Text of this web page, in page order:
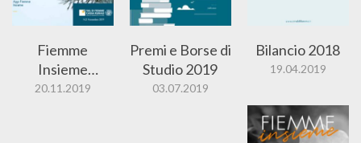
Fiemme
Insieme
Novembre
20.11.2019
Premi e Borse di
Studio 2019
03.07.2019
Bilancio 2018
19.04.2019